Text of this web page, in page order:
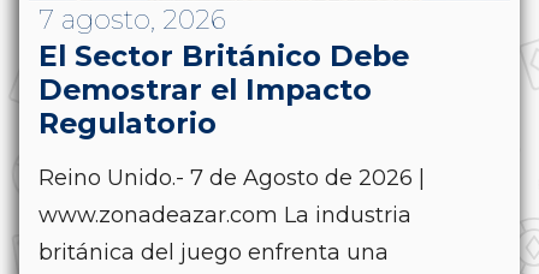
7 agosto, 2026
El Sector Británico Debe
Demostrar el Impacto
Regulatorio
Reino Unido.- 7 de Agosto de 2026 |
www.zonadeazar.com La industria
británica del juego enfrenta una